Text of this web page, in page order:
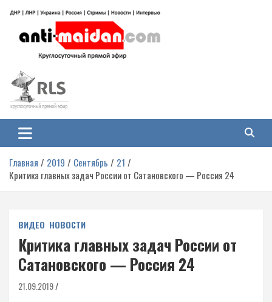
содержимому
Антимайдан: Гражданская война
на Украине
гражданской войне на Украине, включая события в Новороссии, ДНР,
ЛНР и других регионах.
Главная 2019 Сентябрь
21
Критика главных задач России от Сатановского — Россия 24
ВИДЕО НОВОСТИ
Критика главных задач России от
Сатановского — Россия 24
21.09.2019